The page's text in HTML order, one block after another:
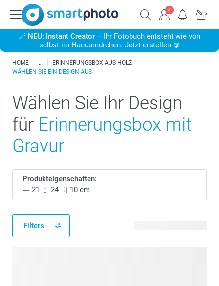
🪄 NEU: Instant Creator – Ihr Fotobuch entsteht wie von
selbst im Handumdrehen. Jetzt erstellen 📖
HOME
ERINNERUNGSBOX AUS HOLZ
WÄHLEN SIE EIN DESIGN AUS
Wählen Sie Ihr Design
für Erinnerungsbox mit
Gravur
Produkteigenschaften:
21
24 10 cm
Filters